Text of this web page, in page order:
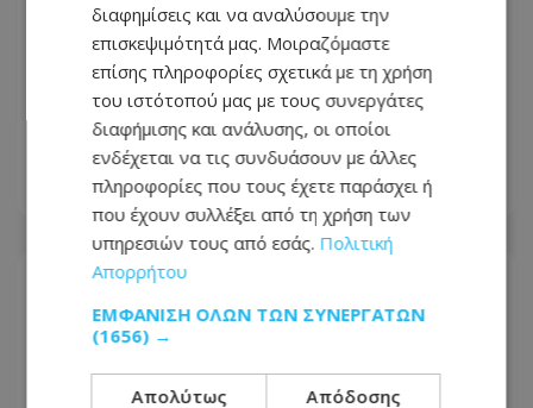
«Αφιέρωσε τη ζωή της βοηθώντας
όσους είχαν ανάγκη»: Συγκλονίζει η
οικογένεια της Βρετανίδας που
βρέθηκε νεκρή σε βαλίτσα
06.08.2026 - 22:54
διαφημίσεις και να αναλύσουμε την
επισκεψιμότητά μας. Μοιραζόμαστε
επίσης πληροφορίες σχετικά με τη χρήση
του ιστότοπού μας με τους συνεργάτες
διαφήμισης και ανάλυσης, οι οποίοι
ενδέχεται να τις συνδυάσουν με άλλες
πληροφορίες που τους έχετε παράσχει ή
που έχουν συλλέξει από τη χρήση των
υπηρεσιών τους από εσάς. Πολιτική
Απορρήτου
ΕΜΦΆΝΙΣΗ ΌΛΩΝ ΤΩΝ ΣΥΝΕΡΓΑΤΏΝ
(1656) →
Απολύτως
Απόδοσης